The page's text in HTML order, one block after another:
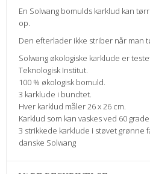
En Solwang bomulds karklud kan
op.
Den efterlader ikke striber når man
Solwang økologiske karklude er
Teknologisk Institut.
100 % økologisk bomuld.
3 karklude i bundtet.
Hver karklud måler 26 x 26 cm.
Karklud som kan vaskes ved 60
3 strikkede karklude i støvet grønne
danske Solwang